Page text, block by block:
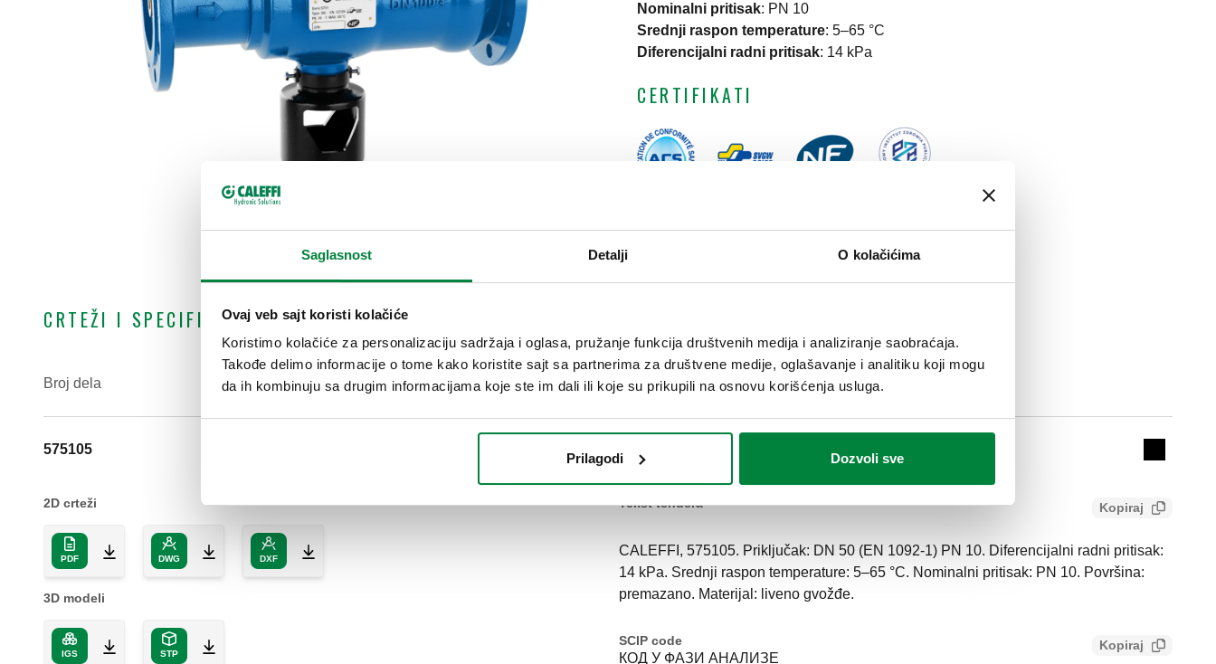
Saglasnost Detalji O kolačićima
Ovaj veb sajt koristi kolačiće
Koristimo kolačiće za personalizaciju sadržaja i oglasa, pružanje funkcija društvenih medija i analiziranje saobraćaja.
Takođe delimo informacije o tome kako koristite sajt sa partnerima za društvene medije, oglašavanje i analitiku koji mogu
da ih kombinuju sa drugim informacijama koje ste im dali ili koje su prikupili na osnovu korišćenja usluga.
Prilagodi Dozvoli sve
Nominalni pritisak: PN 10
Srednji raspon temperature: 5–65 °C
Diferencijalni radni pritisak: 14 kPa
CERTIFIKATI
CRTEŽI I SPECIFIKACIJE
Broj dela
Priključak
575105
Collapse
2D crteži
PDF DWG DXF
3D modeli
IGS STP
Tekst tendera Kopiraj
CALEFFI, 575105. Priključak: DN 50 (EN 1092-1) PN 10. Diferencijalni radni pritisak:
14 kPa. Srednji raspon temperature: 5–65 °C. Nominalni pritisak: PN 10. Površina:
premazano. Materijal: liveno gvožđe.
SCIP code
КОД У ФАЗИ АНАЛИЗЕ
Kopiraj